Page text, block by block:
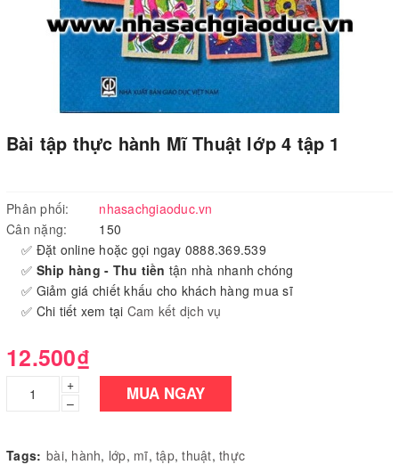
Bài tập thực hành Mĩ Thuật lớp 4 tập 1
Phân phối:
nhasachgiaoduc.vn
Cân nặng:
150
✅ Đặt online hoặc gọi ngay 0888.369.539
✅ Ship hàng - Thu tiền tận nhà nhanh chóng
✅ Giảm giá chiết khấu cho khách hàng mua sĩ
✅ Chi tiết xem tại Cam kết dịch vụ
12.500₫
+
–
MUA NGAY
Tags: bài, hành, lớp, mĩ, tập,thuật, thực